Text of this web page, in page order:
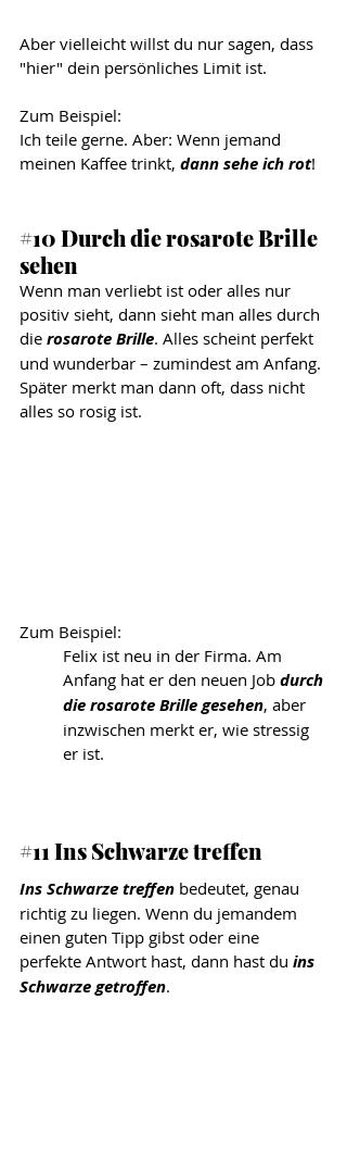
Aber vielleicht willst du nur sagen, dass
"hier" dein persönliches Limit ist.
Zum Beispiel:
Ich teile gerne. Aber: Wenn jemand
meinen Kaffee trinkt, dann sehe ich rot!
#10 Durch die rosarote Brille
sehen
Wenn man verliebt ist oder alles nur
positiv sieht, dann sieht man alles durch
die rosarote Brille. Alles scheint perfekt
und wunderbar – zumindest am Anfang.
Später merkt man dann oft, dass nicht
alles so rosig ist.
Zum Beispiel:
Felix ist neu in der Firma. Am
Anfang hat er den neuen Job durch
die rosarote Brille gesehen, aber
inzwischen merkt er, wie stressig
er ist.
#11 Ins Schwarze treffen
Ins Schwarze treffen bedeutet, genau
richtig zu liegen. Wenn du jemandem
einen guten Tipp gibst oder eine
perfekte Antwort hast, dann hast du ins
Schwarze getroffen.